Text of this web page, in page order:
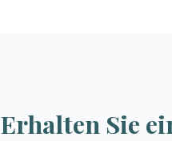
Erhalten Sie